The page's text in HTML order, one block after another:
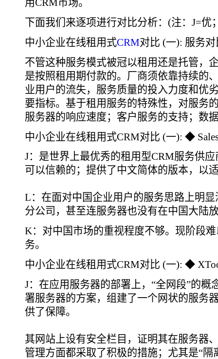
用CRM市场。
下面我们来逐项进行对比分析：(注：J=优
中小企业在线租用式CRM对比 (一): 服务对
不管这种服务模式被冠以租用还是托管，
是按照租用期付款的。厂商须依靠持续的
业用户的流失，服务质量的投入力度和优
要指标。基于租用服务的特殊性，对服务
服务器的响应速度；客户服务的支持；数
中小企业在线租用式CRM对比 (一): ◆
J：是世界上最优秀的租用型CRM服务供
可以信赖的；提供了中文简体的版本，以
L：在面对中国企业用户的服务思路上明
分公司，甚至连服务器也没有在中国大陆
K：对中国市场的重视程度不够。现阶段
务。
中小企业在线租用式CRM对比 (一): ◆
J：在应用服务器的部署上，“全网段”的概
署服务器的方案，组建了一个网状的服务
供了保障。
其网站上设有安全栏目，证明其在服务器
管理方面都采取了积极的措施；尤其是“